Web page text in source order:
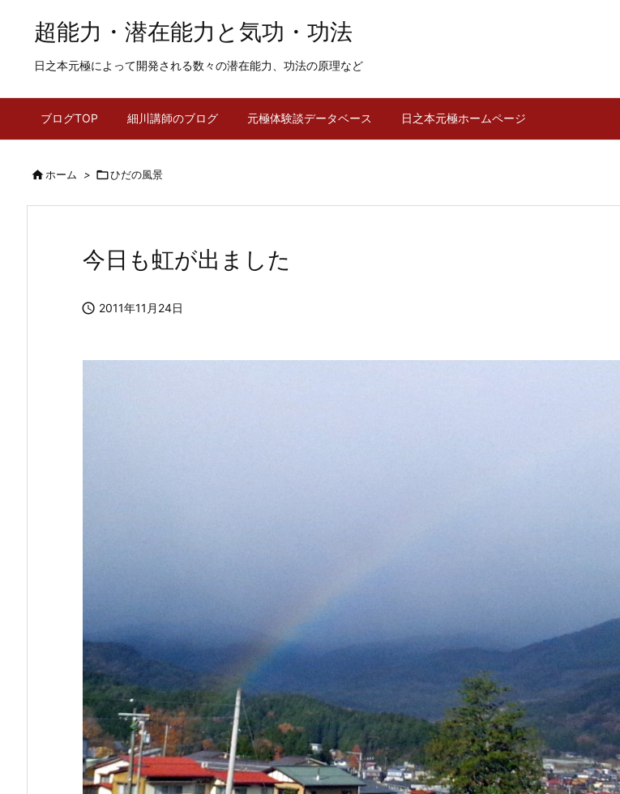
超能力・潜在能力と気功・功法
日之本元極によって開発される数々の潜在能力、功法の原理など
ブログTOP 細川講師のブログ 元極体験談データベース 日之本元極ホームページ
ホーム > ひだの風景
今日も虹が出ました
 2011年11月24日